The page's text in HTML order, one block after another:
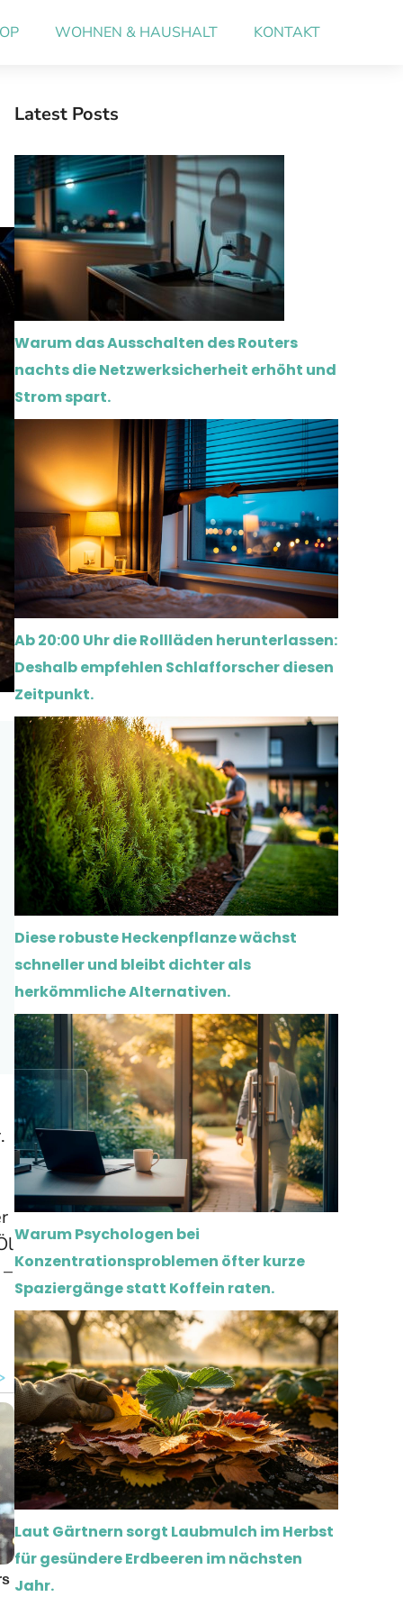
WOHNEN & HAUSHALT KONTAKT
–
Latest Posts
Warum das Ausschalten des Routers
nachts die Netzwerksicherheit erhöht und
Strom spart.
Ab 20:00 Uhr die Rollläden herunterlassen:
Deshalb empfehlen Schlafforscher diesen
Zeitpunkt.
Diese robuste Heckenpflanze wächst
schneller und bleibt dichter als
herkömmliche Alternativen.
Warum Psychologen bei
Konzentrationsproblemen öfter kurze
Spaziergänge statt Koffein raten.
Laut Gärtnern sorgt Laubmulch im Herbst
für gesündere Erdbeeren im nächsten
Jahr.